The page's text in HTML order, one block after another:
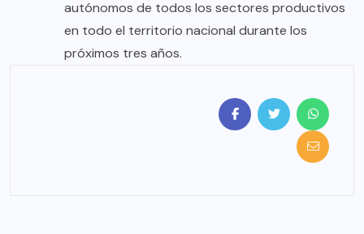
autónomos de todos los sectores productivos
en todo el territorio nacional durante los
próximos tres años.